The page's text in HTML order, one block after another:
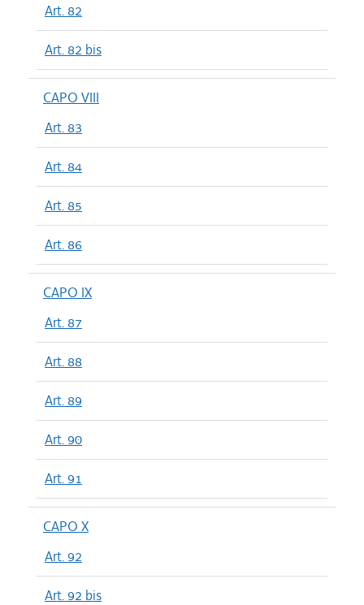
Art. 82
Art. 82 bis
CAPO VIII
Art. 83
Art. 84
Art. 85
Art. 86
CAPO IX
Art. 87
Art. 88
Art. 89
Art. 90
Art. 91
CAPO X
Art. 92
Art. 92 bis